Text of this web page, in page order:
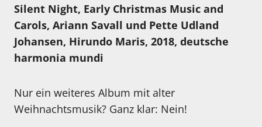
Silent Night, Early Christmas Music and
Carols, Ariann Savall und Pette Udland
Johansen, Hirundo Maris, 2018, deutsche
harmonia mundi
Nur ein weiteres Album mit alter
Weihnachtsmusik? Ganz klar: Nein!